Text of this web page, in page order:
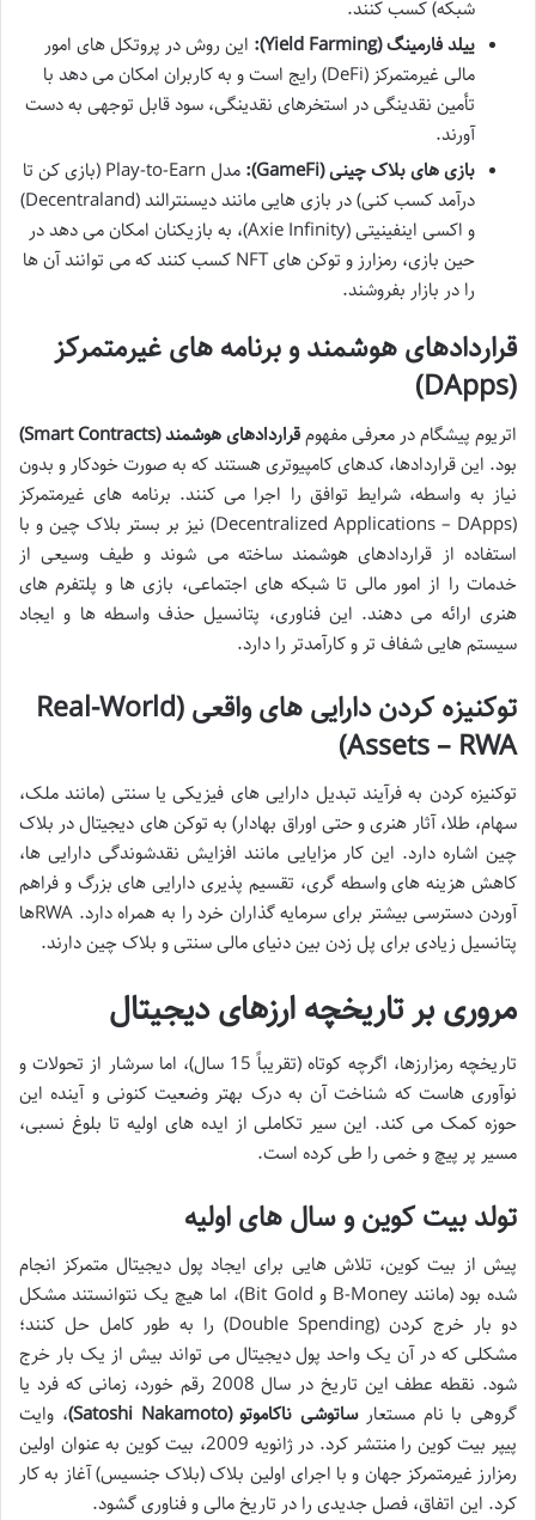
شبکه) کسب کنند.
ییلد فارمینگ (Yield Farming):
این روش در پروتکل های امور
مالی غیرمتمرکز (DeFi) رایج است و به کاربران امکان می دهد با
تأمین نقدینگی در استخرهای نقدینگی، سود قابل توجهی به دست
آورند.
بازی های بلاک چینی (GameFi):
مدل Play-to-Earn (بازی کن تا
درآمد کسب کنی) در بازی هایی مانند دیسنترالند (Decentraland)
و اکسی اینفینیتی (Axie Infinity)، به بازیکنان امکان می دهد در
حین بازی، رمزارز و توکن های NFT کسب کنند که می توانند آن ها
را در بازار بفروشند.
قراردادهای هوشمند و برنامه های غیرمتمرکز
(DApps)
اتریوم پیشگام در معرفی مفهومقراردادهای هوشمند (Smart Contracts)
بود. این قراردادها، کدهای کامپیوتری هستند که به صورت خودکار و بدون
نیاز به واسطه، شرایط توافق را اجرا می کنند. برنامه های غیرمتمرکز
(Decentralized Applications – DApps) نیز بر بستر بلاک چین و با
استفاده از قراردادهای هوشمند ساخته می شوند و طیف وسیعی از
خدمات را از امور مالی تا شبکه های اجتماعی، بازی ها و پلتفرم های
هنری ارائه می دهند. این فناوری، پتانسیل حذف واسطه ها و ایجاد
سیستم هایی شفاف تر و کارآمدتر را دارد.
توکنیزه کردن دارایی های واقعی (Real-World
Assets – RWA)
توکنیزه کردن به فرآیند تبدیل دارایی های فیزیکی یا سنتی (مانند ملک،
سهام، طلا، آثار هنری و حتی اوراق بهادار) به توکن های دیجیتال در بلاک
چین اشاره دارد. این کار مزایایی مانند افزایش نقدشوندگی دارایی ها،
کاهش هزینه های واسطه گری، تقسیم پذیری دارایی های بزرگ و فراهم
آوردن دسترسی بیشتر برای سرمایه گذاران خرد را به همراه دارد. RWAها
پتانسیل زیادی برای پل زدن بین دنیای مالی سنتی و بلاک چین دارند.
مروری بر تاریخچه ارزهای دیجیتال
تاریخچه رمزارزها، اگرچه کوتاه (تقریباً 15 سال)، اما سرشار از تحولات و
نوآوری هاست که شناخت آن به درک بهتر وضعیت کنونی و آینده این
حوزه کمک می کند. این سیر تکاملی از ایده های اولیه تا بلوغ نسبی،
مسیر پر پیچ و خمی را طی کرده است.
تولد بیت کوین و سال های اولیه
پیش از بیت کوین، تلاش هایی برای ایجاد پول دیجیتال متمرکز انجام
شده بود (مانند B-Money و Bit Gold)، اما هیچ یک نتوانستند مشکل
دو بار خرج کردن (Double Spending) را به طور کامل حل کنند؛
مشکلی که در آن یک واحد پول دیجیتال می تواند بیش از یک بار خرج
شود. نقطه عطف این تاریخ در سال 2008 رقم خورد، زمانی که فرد یا
گروهی با نام مستعارساتوشی ناکاموتو (Satoshi Nakamoto)
، وایت
پیپر بیت کوین را منتشر کرد. در ژانویه 2009، بیت کوین به عنوان اولین
رمزارز غیرمتمرکز جهان و با اجرای اولین بلاک (بلاک جنسیس) آغاز به کار
کرد. این اتفاق، فصل جدیدی را در تاریخ مالی و فناوری گشود.